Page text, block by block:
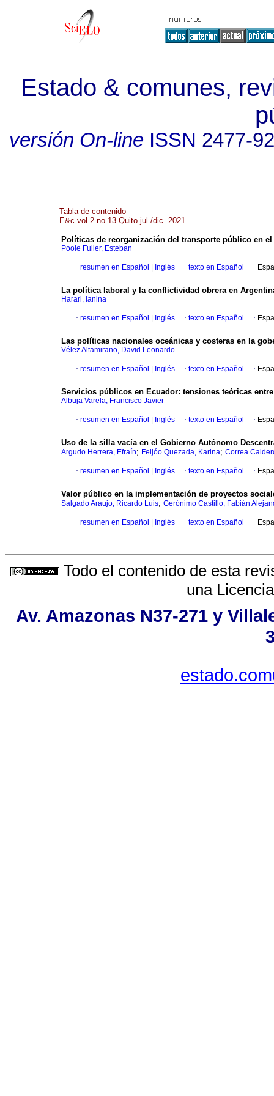
Estado & comunes,
versión On-lineISSN 2477-
Tabla de contenido
E&c vol.2 no.13 Quito jul./dic. 2021
Políticas de reorganización del transporte público en
Poole Fuller, Esteban
· resumen en Español Inglés · texto en Español ·
La política laboral y la conflictividad obrera en
Harari, Ianina
· resumen en Español Inglés · texto en Español ·
Las políticas nacionales oceánicas y costeras en la
Vélez Altamirano, David Leonardo
· resumen en Español Inglés · texto en Español ·
Servicios públicos en Ecuador: tensiones teóricas
Albuja Varela, Francisco Javier
· resumen en Español Inglés · texto en Español ·
Uso de la silla vacía en el Gobierno Autónomo
Argudo Herrera, Efraín; Feijóo Quezada, Karina; Correa
· resumen en Español Inglés · texto en Español ·
Valor público en la implementación de proyectos
Salgado Araujo, Ricardo Luis; Gerónimo Castillo, Fabián
· resumen en Español Inglés · texto en Español ·
Todo el contenido de esta
una
Av. Amazonas N37-271 y